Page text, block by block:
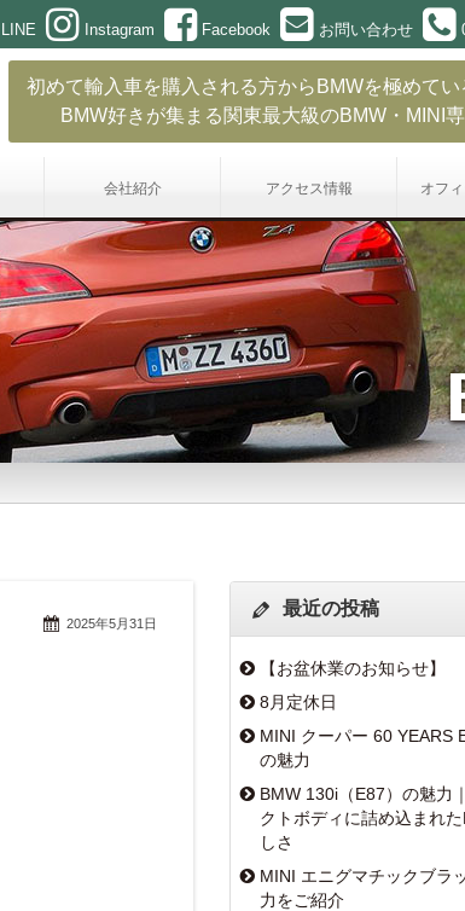
LINE Instagram Facebook お問い合わせ
初めて輸入車を購入される方からBMWを極めて
BMW好きが集まる関東最大級のBMW・MINI
会社紹介 アクセス情報 オフ
2025年5月31日
最近の投稿
【お盆休業のお知らせ】
8月定休日
MINI クーパー 60 YEARS
の魅力
BMW 130i（E87）の魅力
クトボディに詰め込まれた
しさ
MINI エニグマチックブラ
力をご紹介